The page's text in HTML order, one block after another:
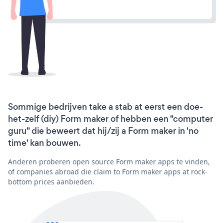
Sommige bedrijven take a stab at eerst een doe-
het-zelf (diy) Form maker of hebben een "computer
guru" die beweert dat hij/zij a Form maker in 'no
time' kan bouwen.
Anderen proberen open source Form maker apps te vinden,
of companies abroad die claim to Form maker apps at rock-
bottom prices aanbieden.